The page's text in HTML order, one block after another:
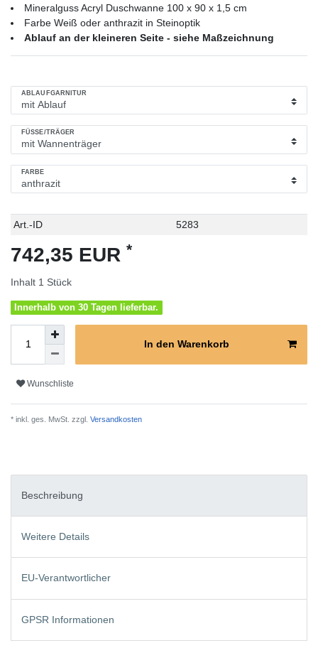
Mineralguss Acryl Duschwanne 100 x 90 x 1,5 cm
Farbe Weiß oder anthrazit in Steinoptik
Ablauf an der kleineren Seite - siehe Maßzeichnung
ABLAUFGARNITUR
FÜSSE/TRÄGER
FARBE
Technisches
Wert
Art.-ID 5283
742,35 EUR *
Inhalt 1 Stück
Innerhalb von 30 Tagen lieferbar.
In den Warenkorb
Wunschliste
* inkl. ges. MwSt. zzgl. Versandkosten
Beschreibung
Weitere Details
EU-Verantwortlicher
GPSR Informationen